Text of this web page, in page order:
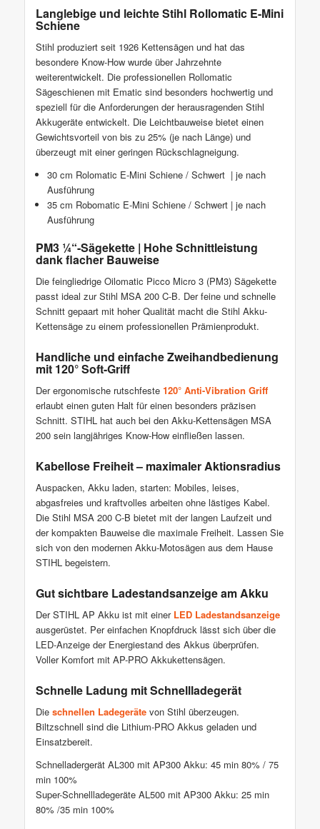
Langlebige und leichte Stihl Rollomatic E-Mini
Schiene
Stihl produziert seit 1926 Kettensägen und hat das
besondere Know-How wurde über Jahrzehnte
weiterentwickelt. Die professionellen Rollomatic
Sägeschienen mit Ematic sind besonders hochwertig und
speziell für die Anforderungen der herausragenden Stihl
Akkugeräte entwickelt. Die Leichtbauweise bietet einen
Gewichtsvorteil von bis zu 25% (je nach Länge) und
überzeugt mit einer geringen Rückschlagneigung.
30 cm Rolomatic E-Mini Schiene / Schwert | je nach
Ausführung
35 cm Robomatic E-Mini Schiene / Schwert | je nach
Ausführung
PM3 ¼“-Sägekette | Hohe Schnittleistung
dank flacher Bauweise
Die feingliedrige Oilomatic Picco Micro 3 (PM3) Sägekette
passt ideal zur Stihl MSA 200 C-B. Der feine und schnelle
Schnitt gepaart mit hoher Qualität macht die Stihl Akku-
Kettensäge zu einem professionellen Prämienprodukt.
Handliche und einfache Zweihandbedienung
mit 120° Soft-Griff
Der ergonomische rutschfeste 120° Anti-Vibration Griff
erlaubt einen guten Halt für einen besonders präzisen
Schnitt. STIHL hat auch bei den Akku-Kettensägen MSA
200 sein langjähriges Know-How einfließen lassen.
Kabellose Freiheit – maximaler Aktionsradius
Auspacken, Akku laden, starten: Mobiles, leises,
abgasfreies und kraftvolles arbeiten ohne lästiges Kabel.
Die Stihl MSA 200 C-B bietet mit der langen Laufzeit und
der kompakten Bauweise die maximale Freiheit. Lassen Sie
sich von den modernen Akku-Motosägen aus dem Hause
STIHL begeistern.
Gut sichtbare Ladestandsanzeige am Akku
Der STIHL AP Akku ist mit einer LED Ladestandsanzeige
ausgerüstet. Per einfachen Knopfdruck lässt sich über die
LED-Anzeige der Energiestand des Akkus überprüfen.
Voller Komfort mit AP-PRO Akkukettensägen.
Schnelle Ladung mit Schnellladegerät
Die schnellen Ladegerätevon Stihl überzeugen.
Biltzschnell sind die Lithium-PRO Akkus geladen und
Einsatzbereit.
Schnelladergerät AL300 mit AP300 Akku: 45 min 80% / 75
min 100%
Super-Schnellladegeräte AL500 mit AP300 Akku: 25 min
80% /35 min 100%